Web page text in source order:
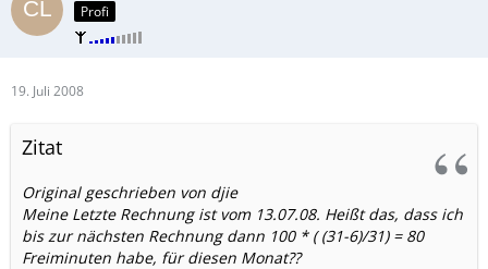
Profi
19. Juli 2008
Zitat
Original geschrieben von djie
Meine Letzte Rechnung ist vom 13.07.08. Heißt das, dass ich
bis zur nächsten Rechnung dann 100 * ( (31-6)/31) = 80
Freiminuten habe, für diesen Monat??